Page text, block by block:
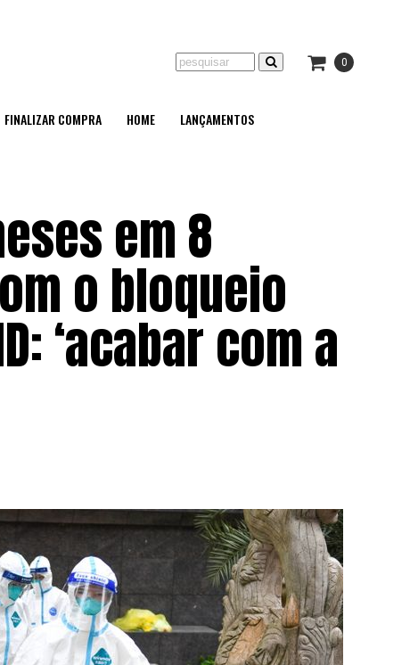
0
FINALIZAR COMPRA HOME LANÇAMENTOS
em 8
o bloqueio
‘acabar com a